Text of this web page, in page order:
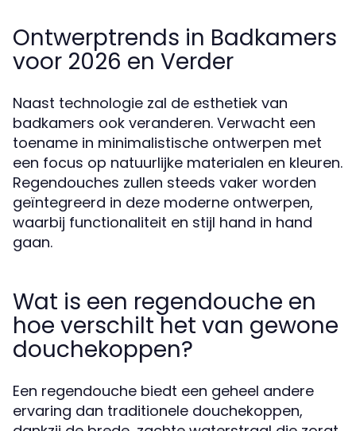
Ontwerptrends in Badkamers
voor 2026 en Verder
Naast technologie zal de esthetiek van
badkamers ook veranderen. Verwacht een
toename in minimalistische ontwerpen met
een focus op natuurlijke materialen en kleuren.
Regendouches zullen steeds vaker worden
geïntegreerd in deze moderne ontwerpen,
waarbij functionaliteit en stijl hand in hand
gaan.
Wat is een regendouche en
hoe verschilt het van gewone
douchekoppen?
Een regendouche biedt een geheel andere
ervaring dan traditionele douchekoppen,